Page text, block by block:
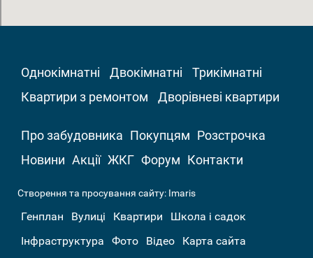
Однокімнатні Двокімнатні
Трикімнатні
Квартири з ремонтом
Дворівневі квартири
Про забудовника Покупцям Розстрочка
Новини Акції ЖКГ Форум Контакти
Створення та просування сайту: Imaris
Генплан Вулиці Квартири
Школа і садок
Інфраструктура
Фото Відео
Карта сайта